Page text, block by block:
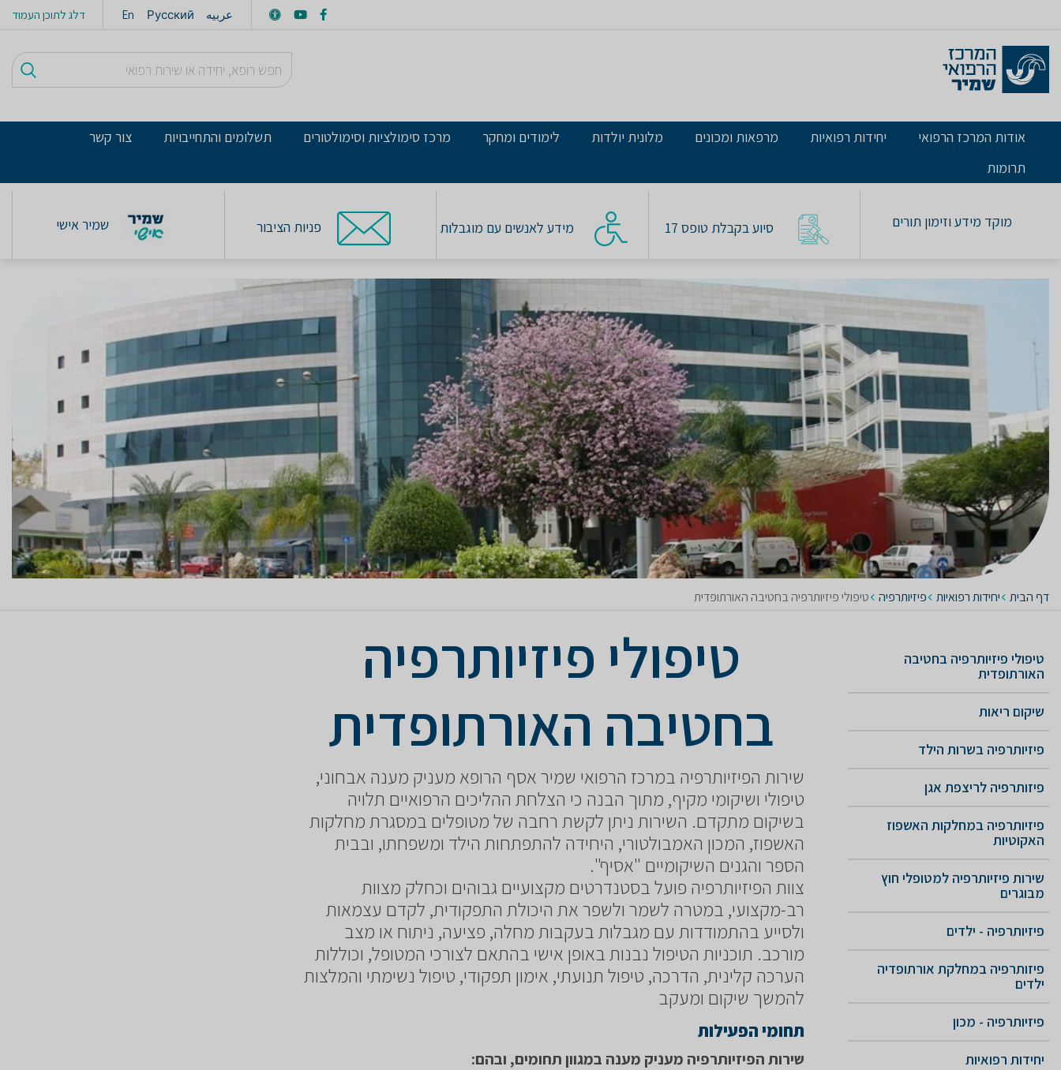
דלג לתוכן העמוד En Русский عربيه
אודות המרכז הרפואי יחידות רפואיות מרפאות ומכונים מלונית יולדות לימודים ומחקר מרכז סימולציות וסימולטורים תשלומים והתחייבויות
צור קשר
תרומות
מוקד מידע וזימון תורים סיוע בקבלת טופס 17 מידע לאנשים עם מוגבלות פניות הציבור שמיר אישי
דף הבית יחידות רפואיות פיזיותרפיה טיפולי פיזיותרפיה בחטיבה האורתופדית
טיפולי פיזיותרפיה בחטיבה
האורתופדית
שיקום ריאות
פיזיותרפיה בשרות הילד
פיזותרפיה לריצפת אגן
פיזיותרפיה במחלקות האשפוז
האקוטיות
שירות פיזיותרפיה למטופלי חוץ
מבוגרים
פיזיותרפיה - ילדים
פיזותרפיה במחלקת אורתופדיה
ילדים
פיזיותרפיה - מכון
יחידות רפואיות
טיפולי פיזיותרפיה
בחטיבה האורתופדית
שירות הפיזיותרפיה במרכז הרפואי שמיר אסף הרופא מעניק מענה אבחוני,
טיפולי ושיקומי מקיף, מתוך הבנה כי הצלחת ההליכים הרפואיים תלויה
בשיקום מתקדם. השירות ניתן לקשת רחבה של מטופלים במסגרת מחלקות
האשפוז, המכון האמבולטורי, היחידה להתפתחות הילד ומשפחתו, ובבית
הספר והגנים השיקומיים "אסיף".
צוות הפיזיותרפיה פועל בסטנדרטים מקצועיים גבוהים וכחלק מצוות
רב-מקצועי, במטרה לשמר ולשפר את היכולת התפקודית, לקדם עצמאות
ולסייע בהתמודדות עם מגבלות בעקבות מחלה, פציעה, ניתוח או מצב
מורכב. תוכניות הטיפול נבנות באופן אישי בהתאם לצורכי המטופל, וכוללות
הערכה קלינית, הדרכה, טיפול תנועתי, אימון תפקודי, טיפול נשימתי והמלצות
להמשך שיקום ומעקב
תחומי הפעילות
שירות הפיזיותרפיה מעניק מענה במגוון תחומים, ובהם: